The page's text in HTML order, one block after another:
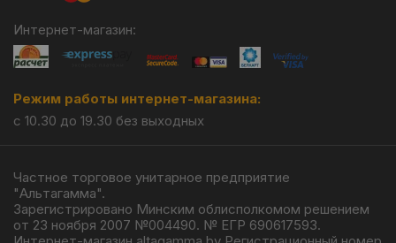
Интернет-магазин:
Режим работы интернет-магазина:
с 10.30 до 19.30 без выходных
Частное торговое унитарное предприятие
"Альтагамма".
Зарегистрировано Минским облисполкомом решением
от 23 ноября 2007 №004490. № ЕГР 690617593.